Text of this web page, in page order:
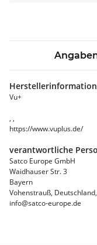
Vu+
, ,
https://www.vuplus.de/
verantwortliche
Satco Europe GmbH
Waidhauser Str. 3
Bayern
Vohenstrauß,
info@satco-europe.de